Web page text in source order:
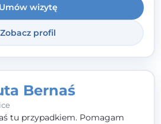
Umów wizytę
Zobacz profil
Bernaś
tu przypadkiem. Pomagam